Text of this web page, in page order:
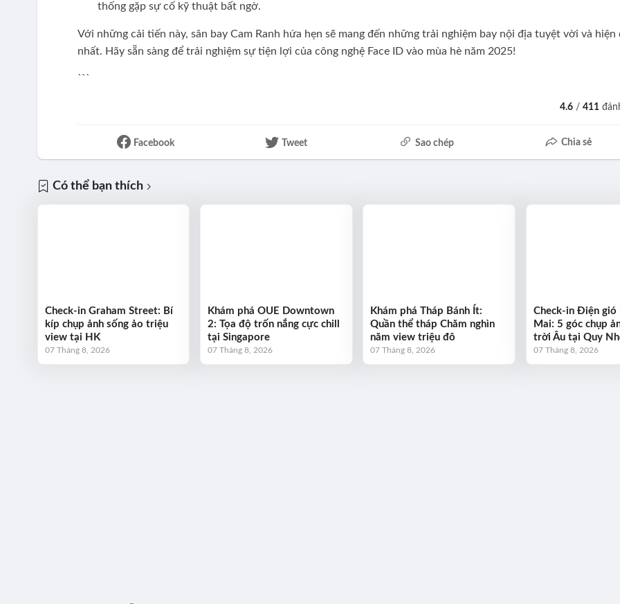
thống gặp sự cố kỹ thuật bất ngờ.
Với những cải tiến này, sân bay Cam Ranh hứa hẹn sẽ mang đến những trải nghiệm bay nội địa tuyệt vời và hiện
nhất. Hãy sẵn sàng để trải nghiệm sự tiện lợi của công nghệ Face ID vào mùa hè năm 2025!
```
4.6 /411
Facebook Tweet Sao chép Chia sẻ
Có thể bạn thích
Check-in Graham Street: Bí
kíp chụp ảnh sống ảo triệu
view tại HK
07 Tháng 8, 2026
Khám phá OUE Downtown
2: Tọa độ trốn nắng cực chill
tại Singapore
07 Tháng 8, 2026
Khám phá Tháp Bánh Ít:
Quần thể tháp Chăm nghìn
năm view triệu đô
07 Tháng 8, 2026
Check-in Điện gió
Mai: 5 góc chụp
trời Âu tại Quy
07 Tháng 8, 2026